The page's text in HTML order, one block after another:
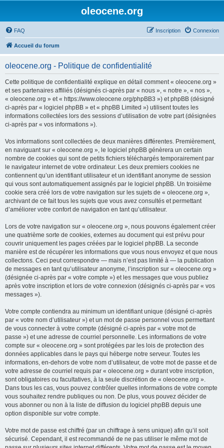
oleocene.org
FAQ Connexion
Inscription
Accueil du forum
oleocene.org - Politique de confidentialité
Cette politique de confidentialité explique en détail comment « oleocene.org »
et ses partenaires affiliés (désignés ci-après par « nous », « notre », « nos »,
« oleocene.org » et « https://www.oleocene.org/phpBB3 ») et phpBB (désigné
ci-après par « logiciel phpBB » et « phpBB Limited ») utilisent toutes les
informations collectées lors des sessions d’utilisation de votre part (désignées
ci-après par « vos informations »).
Vos informations sont collectées de deux manières différentes. Premièrement,
en naviguant sur « oleocene.org », le logiciel phpBB génèrera un certain
nombre de cookies qui sont de petits fichiers téléchargés temporairement par
le navigateur internet de votre ordinateur. Les deux premiers cookies ne
contiennent qu’un identifiant utilisateur et un identifiant anonyme de session
qui vous sont automatiquement assignés par le logiciel phpBB. Un troisième
cookie sera créé lors de votre navigation sur les sujets de « oleocene.org »,
archivant de ce fait tous les sujets que vous avez consultés et permettant
d’améliorer votre confort de navigation en tant qu’utilisateur.
Lors de votre navigation sur « oleocene.org », nous pouvons également créer
une quatrième sorte de cookies, externes au document qui est prévu pour
couvrir uniquement les pages créées par le logiciel phpBB. La seconde
manière est de récupérer les informations que vous nous envoyez et que nous
collectons. Ceci peut correspondre — mais n’est pas limité à — la publication
de messages en tant qu’utilisateur anonyme, l’inscription sur « oleocene.org »
(désignée ci-après par « votre compte ») et les messages que vous publiez
après votre inscription et lors de votre connexion (désignés ci-après par « vos
messages »).
Votre compte contiendra au minimum un identifiant unique (désigné ci-après
par « votre nom d’utilisateur ») et un mot de passe personnel vous permettant
de vous connecter à votre compte (désigné ci-après par « votre mot de
passe ») et une adresse de courriel personnelle. Les informations de votre
compte sur « oleocene.org » sont protégées par les lois de protection des
données applicables dans le pays qui héberge notre serveur. Toutes les
informations, en-dehors de votre nom d’utilisateur, de votre mot de passe et de
votre adresse de courriel requis par « oleocene.org » durant votre inscription,
sont obligatoires ou facultatives, à la seule discrétion de « oleocene.org ».
Dans tous les cas, vous pouvez contrôler quelles informations de votre compte
vous souhaitez rendre publiques ou non. De plus, vous pouvez décider de
vous abonner ou non à la liste de diffusion du logiciel phpBB depuis une
option disponible sur votre compte.
Votre mot de passe est chiffré (par un chiffrage à sens unique) afin qu’il soit
sécurisé. Cependant, il est recommandé de ne pas utiliser le même mot de